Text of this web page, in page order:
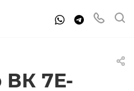
ВК 7E-